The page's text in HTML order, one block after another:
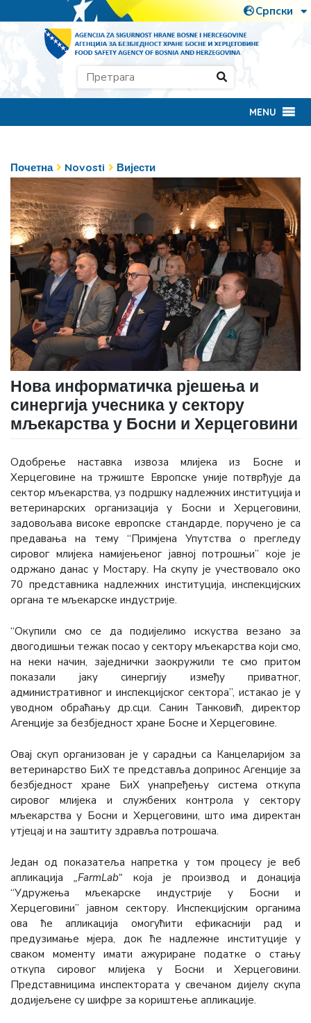
MENU
Почетна Novosti Вијести
Нова информатичка рјешења и
синергија учесника у сектору
мљекарства у Босни и Херцеговини
Одобрење наставка извоза млијека из Босне и
Херцеговине на тржиште Европске уније потврђује да
сектор мљекарства, уз подршку надлежних институција и
ветеринарских организација у Босни и Херцеговини,
задовољава високе европске стандарде, поручено је са
предавања на тему “Примјена Упутства о прегледу
сировог млијека намијењеног јавној потрошњи” које је
одржано данас у Мостару. На скупу је учествовало око
70 представника надлежних институција, инспекцијских
органа те мљекарске индустрије.
“Окупили смо се да подијелимо искуства везано за
двогодишњи тежак посао у сектору мљекарства који смо,
на неки начин, заједнички заокружили те смо притом
показали јаку синергију између приватног,
административног и инспекцијског сектора”, истакао је у
уводном обраћању др.сци. Санин Танковић, директор
Агенције за безбједност хране Босне и Херцеговине.
Овај скуп организован је у сарадњи са Канцеларијом за
ветеринарство БиХ те представља допринос Агенције за
безбједност хране БиХ унапређењу система откупа
сировог млијека и службених контрола у сектору
мљекарства у Босни и Херцеговини, што има директан
утјецај и на заштиту здравља потрошача.
Један од показатеља напретка у том процесу је веб
апликација„FarmLab“ која је производ и донација
“Удружења мљекарске индустрије у Босни и
Херцеговини” јавном сектору. Инспекцијским органима
ова ће апликација омогућити ефикаснији рад и
предузимање мјера, док ће надлежне институције у
сваком моменту имати ажуриране податке о стању
откупа сировог млијека у Босни и Херцеговини.
Представницима инспектората у свечаном дијелу скупа
додијељене су шифре за кориштење апликације.